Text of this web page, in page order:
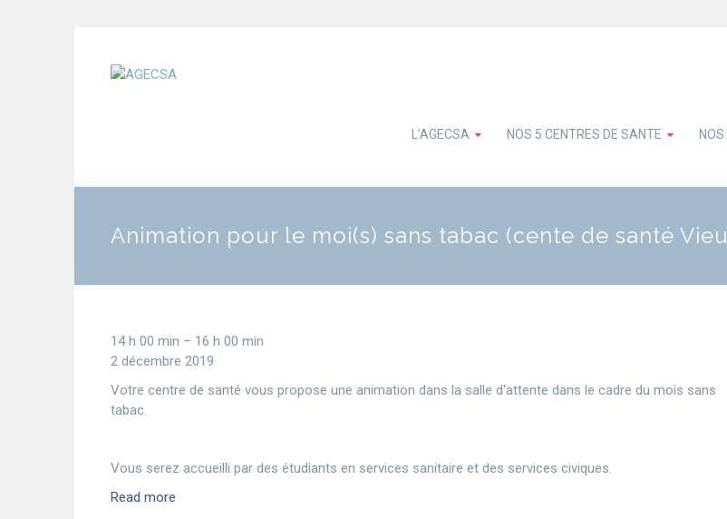
L’AGECSA NOS 5 CENTRES DE SANTE
Animation pour le moi(s) sans tabac (cente de santé
14 h 00 min – 16 h 00 min
2 décembre 2019
Votre centre de santé vous propose une animation dans la salle d'attente dans le cadre du mois sans
tabac.
Vous serez accueilli par des étudiants en services sanitaire et des services civiques.
Read more